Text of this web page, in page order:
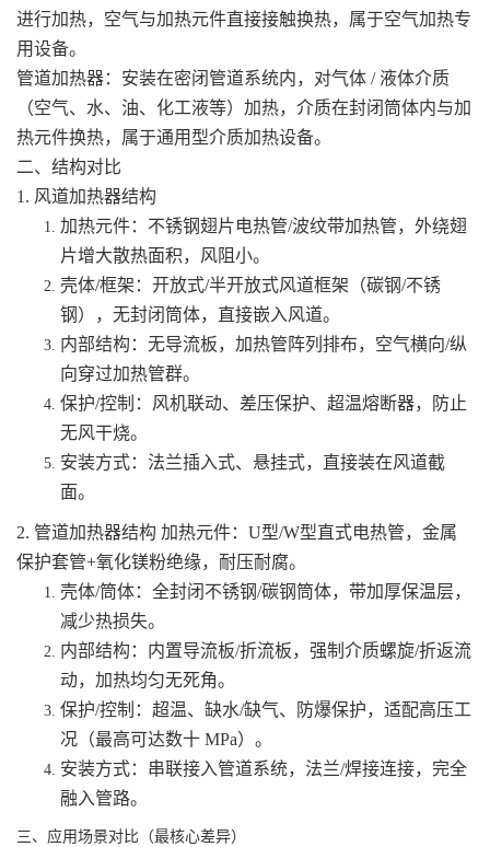
进行加热，空气与加热元件直接接触换热，属于空气加热专
用设备。
管道加热器：安装在密闭管道系统内，对气体 / 液体介质
（空气、水、油、化工液等）加热，介质在封闭筒体内与加
热元件换热，属于通用型介质加热设备。
二、结构对比
1. 风道加热器结构
加热元件：不锈钢翅片电热管/波纹带加热管，外绕翅
片增大散热面积，风阻小。
壳体/框架：开放式/半开放式风道框架（碳钢/不锈
钢），无封闭筒体，直接嵌入风道。
内部结构：无导流板，加热管阵列排布，空气横向/纵
向穿过加热管群。
保护/控制：风机联动、差压保护、超温熔断器，防止
无风干烧。
安装方式：法兰插入式、悬挂式，直接装在风道截
面。
2. 管道加热器结构 加热元件：U型/W型直式电热管，金属
保护套管+氧化镁粉绝缘，耐压耐腐。
壳体/筒体：全封闭不锈钢/碳钢筒体，带加厚保温层，
减少热损失。
内部结构：内置导流板/折流板，强制介质螺旋/折返流
动，加热均匀无死角。
保护/控制：超温、缺水/缺气、防爆保护，适配高压工
况（最高可达数十 MPa）。
安装方式：串联接入管道系统，法兰/焊接连接，完全
融入管路。
三、应用场景对比（最核心差异）